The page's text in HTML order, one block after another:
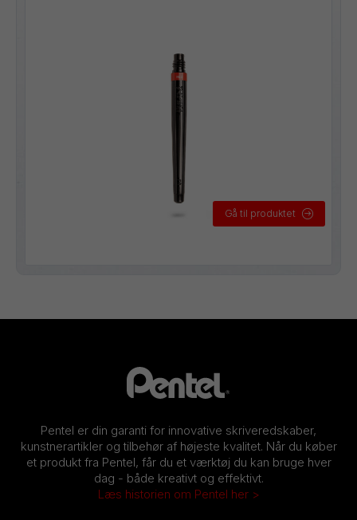
Gå til produktet
Pentel er din garanti for innovative skriveredskaber,
kunstnerartikler og tilbehør af højeste kvalitet. Når du køber
et produkt fra Pentel, får du et værktøj du kan bruge hver
dag - både kreativt og effektivt.
Læs historien om Pentel her >